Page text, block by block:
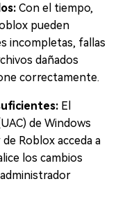
Con el tiempo,
pueden
incompletas, fallas
dañados
correctamente.
El
de Windows
Roblox acceda a
los cambios